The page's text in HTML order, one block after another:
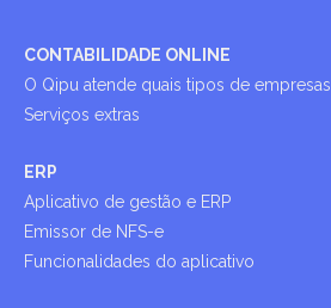
CONTABILIDADE ONLINE
O Qipu atende quais tipos de empresas
Serviços extras
ERP
Aplicativo de gestão e ERP
Emissor de NFS-e
Funcionalidades do aplicativo